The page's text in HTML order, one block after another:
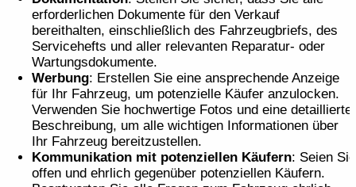
erforderlichen Dokumente für den Verkauf
bereithalten, einschließlich des Fahrzeugbriefs, des
Servicehefts und aller relevanten Reparatur- oder
Wartungsdokumente.
Werbung: Erstellen Sie eine ansprechende Anzeige
für Ihr Fahrzeug, um potenzielle Käufer anzulocken.
Verwenden Sie hochwertige Fotos und eine detaillierte
Beschreibung, um alle wichtigen Informationen über
Ihr Fahrzeug bereitzustellen.
Kommunikation mit potenziellen Käufern: Seien Sie
offen und ehrlich gegenüber potenziellen Käufern.